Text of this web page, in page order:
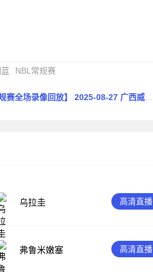
NBL常规赛
全场录像回放】 2025-08-27 广西威壮vs湖北文旅
乌拉圭 高清直播
弗鲁米嫩塞 高清直播